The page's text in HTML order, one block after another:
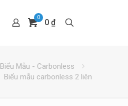
0
0 ₫
Biểu Mẫu - Carbonless
Biểu mẫu carbonless 2 liên